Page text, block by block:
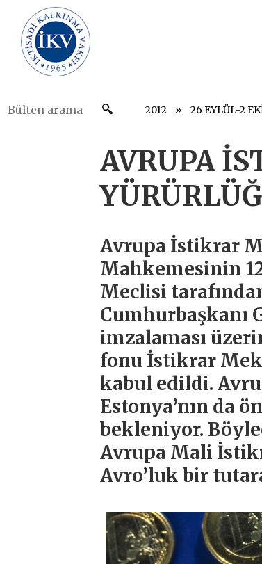
2012 26 EYLÜL-2
AVRUPA
Avrupa İstikrar
Mahkemesinin
Meclisi
Cumhurbaşkanı
imzalaması
fonu İstikrar
kabul edildi.
Estonya’nın da
bekleniyor.
Avrupa Mali
Avro’luk bir